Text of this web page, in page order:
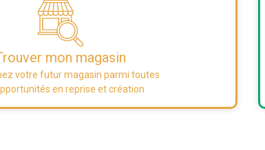
mon magasin
votre futur magasin parmi toutes
en reprise et création